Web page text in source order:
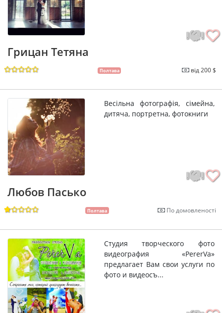
Грицан Тетяна
Полтава від 200 $
Весільна фотографія, сімейна,
дитяча, портретна, фотокниги
Любов Пасько
Полтава По домовленості
Студия творческого фото
видеография «PererVa»
предлагает Вам свои услуги по
фото и видеосъ...